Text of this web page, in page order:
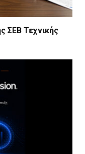
ΣΕΒ Τεχνικής